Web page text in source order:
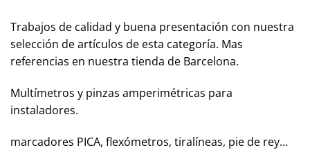
Trabajos de calidad y buena presentación con nuestra
selección de artículos de esta categoría. Mas
referencias en nuestra tienda de Barcelona.
Multímetros y pinzas amperimétricas para
instaladores.
marcadores PICA, flexómetros, tiralíneas, pie de rey…